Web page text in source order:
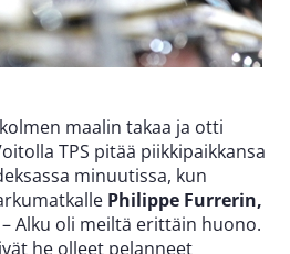
maalin takaa ja otti
TPS pitää piikkipaikkansa
minuutissa, kun
Philippe Furrerin,
Alku oli meiltä erittäin huono.
he olleet pelanneet